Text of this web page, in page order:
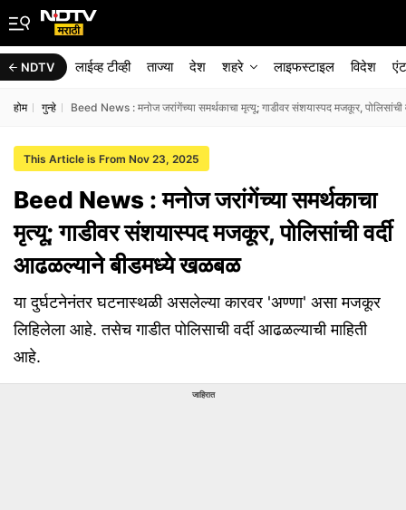
NDTV लाईव्ह टीव्ही ताज्या देश शहरे लाइफस्टाइल विदेश
होम गुन्हे Beed News : मनोज जरांगेंच्या समर्थकाचा मृत्यू; गाडीवर संशयास्पद मजकूर,
This Article is From Nov 23, 2025
Beed News : मनोज जरांगेंच्या समर्थकाचा
मृत्यू; गाडीवर संशयास्पद मजकूर, पोलिसांची वर्दी
आढळल्याने बीडमध्ये खळबळ
या दुर्घटनेनंतर घटनास्थळी असलेल्या कारवर 'अण्णा' असा मजकूर
लिहिलेला आहे. तसेच गाडीत पोलिसाची वर्दी आढळल्याची माहिती
आहे.
जाहिरात